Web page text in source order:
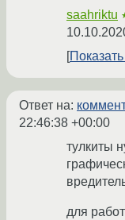
saahriktu
Показать
Ответ на:
22:46:38 +00:00
тулкиты
для